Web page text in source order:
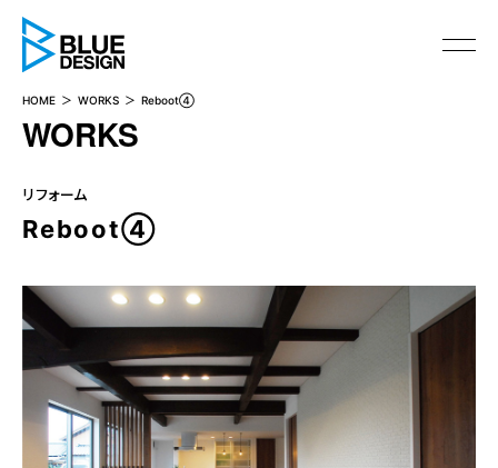
HOME WORKS Reboot④
WORKS
リフォーム
Reboot④